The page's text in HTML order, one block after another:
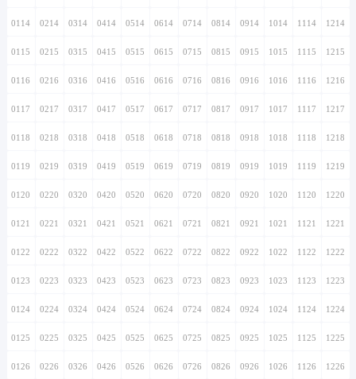
0114 0214 0314 0414 0514 0614 0714 0814 0914 1014 1114 1214
0115 0215 0315 0415 0515 0615 0715 0815 0915 1015 1115 1215
0116 0216 0316 0416 0516 0616 0716 0816 0916 1016 1116 1216
0117 0217 0317 0417 0517 0617 0717 0817 0917 1017 1117 1217
0118 0218 0318 0418 0518 0618 0718 0818 0918 1018 1118 1218
0119 0219 0319 0419 0519 0619 0719 0819 0919 1019 1119 1219
0120 0220 0320 0420 0520 0620 0720 0820 0920 1020 1120 1220
0121 0221 0321 0421 0521 0621 0721 0821 0921 1021 1121 1221
0122 0222 0322 0422 0522 0622 0722 0822 0922 1022 1122 1222
0123 0223 0323 0423 0523 0623 0723 0823 0923 1023 1123 1223
0124 0224 0324 0424 0524 0624 0724 0824 0924 1024 1124 1224
0125 0225 0325 0425 0525 0625 0725 0825 0925 1025 1125 1225
0126 0226 0326 0426 0526 0626 0726 0826 0926 1026 1126 1226